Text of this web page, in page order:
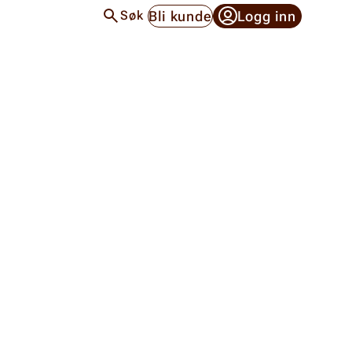
Søk Bli kunde
Logg inn